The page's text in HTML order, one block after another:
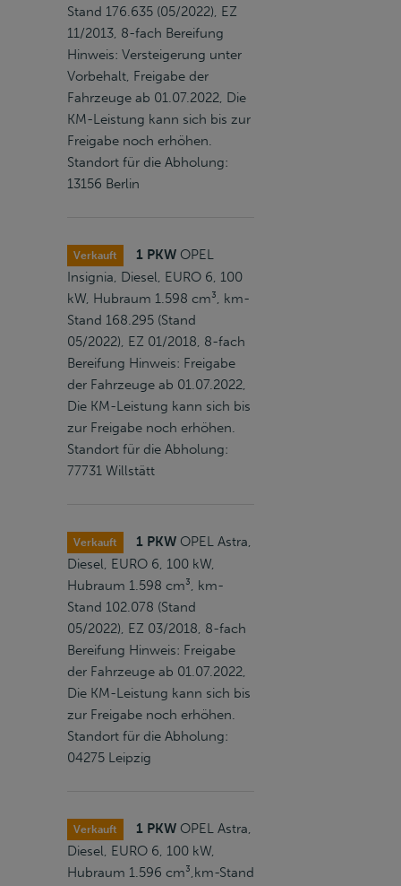
Stand 176.635 (05/2022), EZ
11/2013, 8-fach Bereifung
Hinweis: Versteigerung unter
Vorbehalt, Freigabe der
Fahrzeuge ab 01.07.2022, Die
KM-Leistung kann sich bis zur
Freigabe noch erhöhen.
Standort für die Abholung:
13156 Berlin
Verkauft 1 PKW OPEL
Insignia, Diesel, EURO 6, 100
kW, Hubraum 1.598 cm³, km-
Stand 168.295 (Stand
05/2022), EZ 01/2018, 8-fach
Bereifung Hinweis: Freigabe
der Fahrzeuge ab 01.07.2022,
Die KM-Leistung kann sich bis
zur Freigabe noch erhöhen.
Standort für die Abholung:
77731 Willstätt
Verkauft 1 PKW OPEL Astra,
Diesel, EURO 6, 100 kW,
Hubraum 1.598 cm³, km-
Stand 102.078 (Stand
05/2022), EZ 03/2018, 8-fach
Bereifung Hinweis: Freigabe
der Fahrzeuge ab 01.07.2022,
Die KM-Leistung kann sich bis
zur Freigabe noch erhöhen.
Standort für die Abholung:
04275 Leipzig
Verkauft 1 PKW OPEL Astra,
Diesel, EURO 6, 100 kW,
Hubraum 1.596 cm³,km-Stand